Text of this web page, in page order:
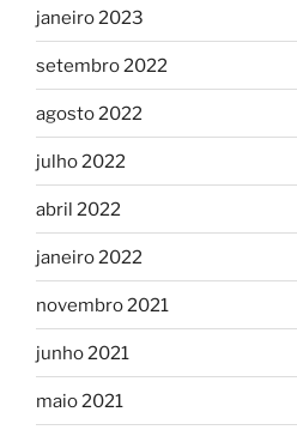
janeiro 2023
setembro 2022
agosto 2022
julho 2022
abril 2022
janeiro 2022
novembro 2021
junho 2021
maio 2021